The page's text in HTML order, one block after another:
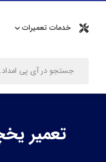
خدمات تعمیرات
تعمیر